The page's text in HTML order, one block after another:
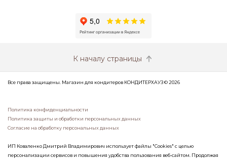
К началу страницы
Все права защищены. Магазин для кондитеров КОНДИТЕРХАУЗ © 2026
Политика конфиденциальности
Политика защиты и обработки персональных данных
Согласие на обработку персональных данных
ИП Коваленко Дмитрий Владимирович использует файлы "Cookies" с целью
персонализации сервисов и повышения удобства пользования веб-сайтом. Продолжая